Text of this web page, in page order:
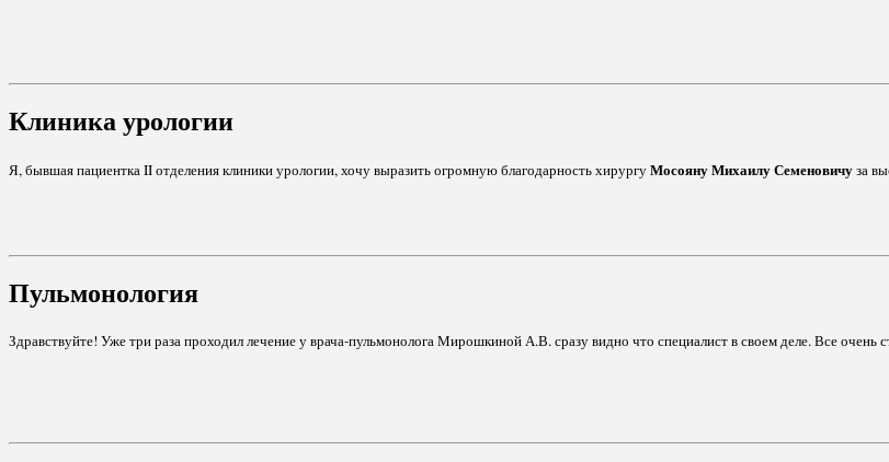
Клиника урологии
Я, бывшая пациентка II отделения клиники урологии, хочу выразить огромную благодарность хирургуМосояну Михаилу Семеновичуза
Пульмонология
Здравствуйте! Уже три раза проходил лечение у врача-пульмонолога Мирошкиной А.В. сразу видно что специалист в своем деле. Все